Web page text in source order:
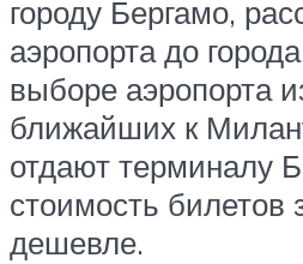
городу Бергамо,
аэропорта до
выборе аэропорта
ближайших к
отдают терминалу
стоимость билетов
дешевле.